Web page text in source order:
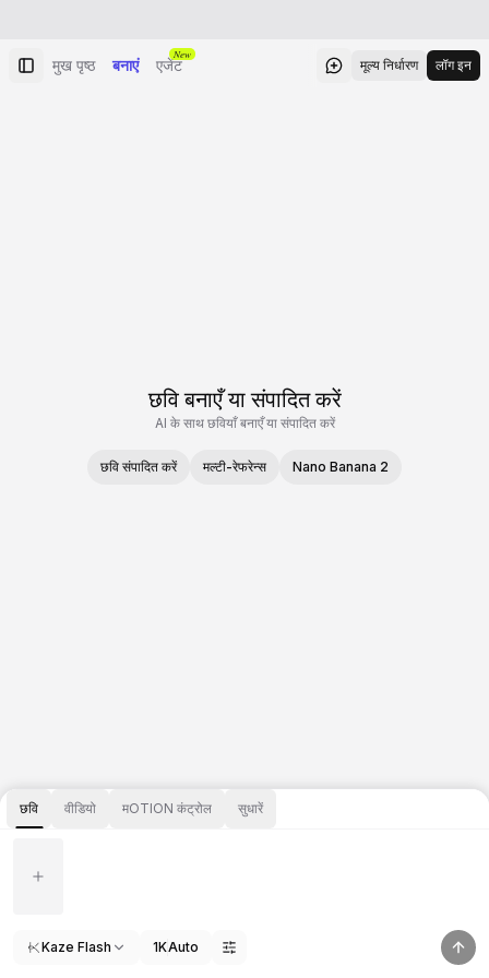
मुख पृष्ठ बनाएं एजेंट
New
मूल्य निर्धारण लॉग इन
छवि बनाएँ या संपादित करें
AI के साथ छवियाँ बनाएँ या संपादित करें
छवि संपादित करें मल्टी-रेफरेन्स Nano Banana 2
छवि वीडियो मOTION कंट्रोल सुधारें
Kaze Flash 1KAuto